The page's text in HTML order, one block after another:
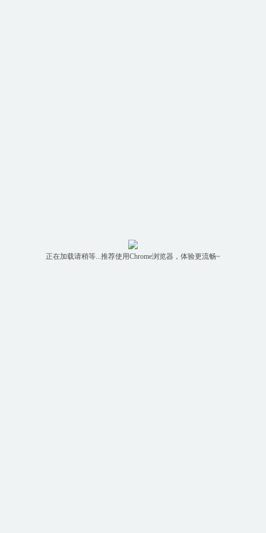
正在加载请稍等...推荐使用Chrome浏览器，体验更流畅~